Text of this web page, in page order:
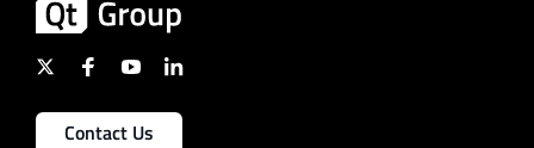
Contact Us